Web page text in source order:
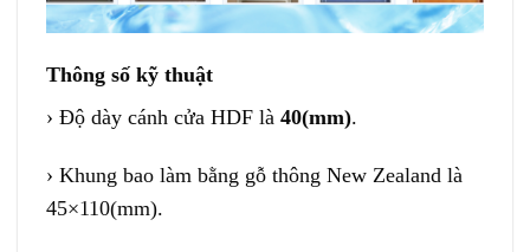
Thông số kỹ thuật
› Độ dày cánh cửa HDF là 40(mm).
› Khung bao làm bằng gỗ thông New Zealand là
45×110(mm).